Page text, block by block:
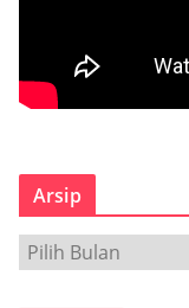
Arsip
r